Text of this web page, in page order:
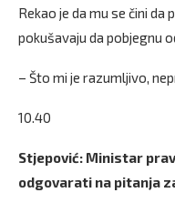
Rekao je da mu se čini
pokušavaju da pobjegnu
– Što mi je razumljivo,
10.40
Stjepović: Ministar
odgovarati na pitanja